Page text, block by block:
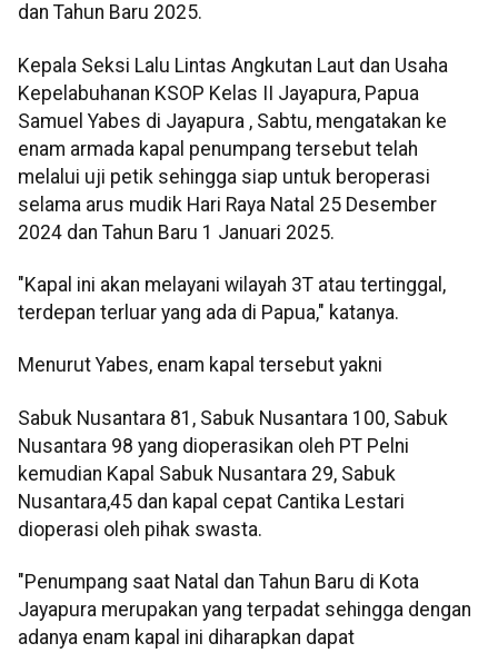
dan Tahun Baru 2025.
Kepala Seksi Lalu Lintas Angkutan Laut dan Usaha
Kepelabuhanan KSOP Kelas II Jayapura, Papua
Samuel Yabes di Jayapura , Sabtu, mengatakan ke
enam armada kapal penumpang tersebut telah
melalui uji petik sehingga siap untuk beroperasi
selama arus mudik Hari Raya Natal 25 Desember
2024 dan Tahun Baru 1 Januari 2025.
"Kapal ini akan melayani wilayah 3T atau tertinggal,
terdepan terluar yang ada di Papua," katanya.
Menurut Yabes, enam kapal tersebut yakni
Sabuk Nusantara 81, Sabuk Nusantara 100, Sabuk
Nusantara 98 yang dioperasikan oleh PT Pelni
kemudian Kapal Sabuk Nusantara 29, Sabuk
Nusantara,45 dan kapal cepat Cantika Lestari
dioperasi oleh pihak swasta.
"Penumpang saat Natal dan Tahun Baru di Kota
Jayapura merupakan yang terpadat sehingga dengan
adanya enam kapal ini diharapkan dapat